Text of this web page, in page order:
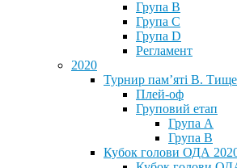
Група В
Група С
Група D
Регламент
2020
Турнир пам’яті В.
Плей-оф
Груповий етап
Група А
Група В
Кубок голови ОДА